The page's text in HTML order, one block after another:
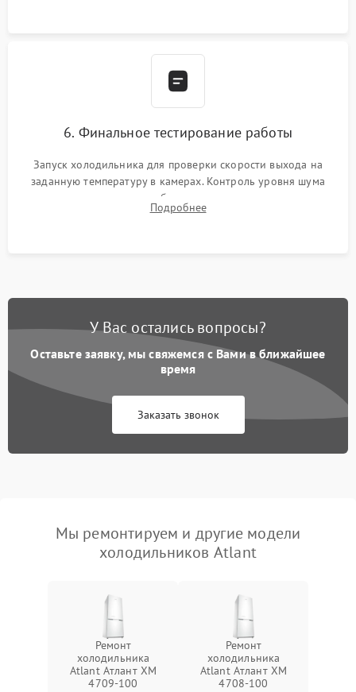
6. Финальное тестирование работы
Запуск холодильника для проверки скорости выхода на
заданную температуру в камерах. Контроль уровня шума
компрессора, отсутствия обмерзания стенок и корректного
срабатывания системы автоматической оттайки.
Подробнее
У Вас остались вопросы?
Оставьте заявку, мы свяжемся с Вами в ближайшее
время
Заказать звонок
Мы ремонтируем и другие модели
холодильников Atlant
Ремонт
холодильника
Atlant Атлант XM
4709-100
Ремонт
холодильника
Atlant Атлант XM
4708-100